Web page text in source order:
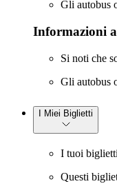
Gli autobus
Informazioni
Si noti che
Gli autobus
I Miei Biglietti
I tuoi
Questi